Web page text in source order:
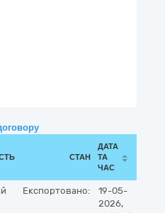
СТАН
ДАТА
ТА
ЧАС
Експортовано:
19-05-
2026,